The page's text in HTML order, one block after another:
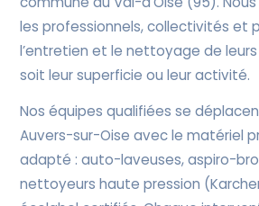
les professionnels, collectivités et
l’entretien et le nettoyage de
soit leur superficie ou leur activité.
Nos équipes qualifiées se
Auvers-sur-Oise avec le matériel
adapté : auto-laveuses, aspiro-
nettoyeurs haute pression